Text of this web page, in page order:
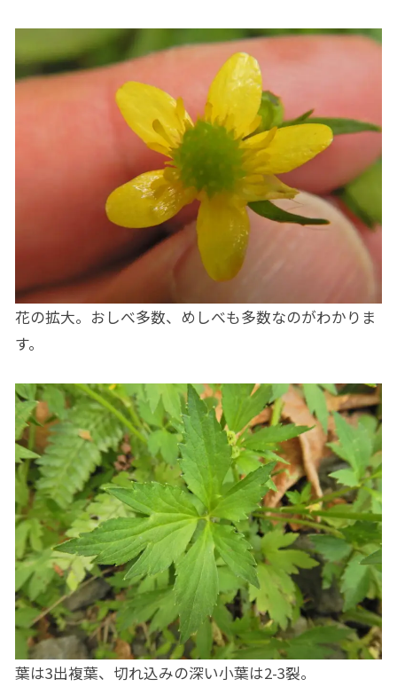
花の拡大。おしべ多数、めしべも多数なのがわかりま
す。
葉は3出複葉、切れ込みの深い小葉は2-3裂。